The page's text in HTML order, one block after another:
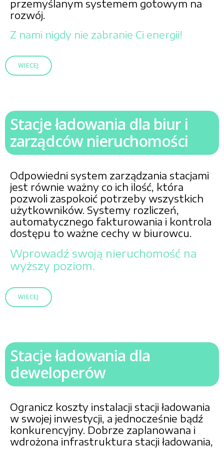
przemyślanym systemem gotowym na
rozwój.
Z nami nigdy nie zabranie Ci energii!
WIECEJ
Stacje ładowania dla biur i
zarządców nieruchomości
Odpowiedni system zarządzania stacjami
jest równie ważny co ich ilość, która
pozwoli zaspokoić potrzeby wszystkich
użytkowników. Systemy rozliczeń,
automatycznego fakturowania i kontrola
dostępu to ważne cechy w biurowcu.
Wprowadź swoją nieruchomość na
wyższy poziom.
WIECEJ
Stacje ładowania dla
deweloperów
Ogranicz koszty instalacji stacji ładowania
w swojej inwestycji, a jednocześnie bądź
konkurencyjny. Dobrze zaplanowana i
wdrożona infrastruktura stacji ładowania,